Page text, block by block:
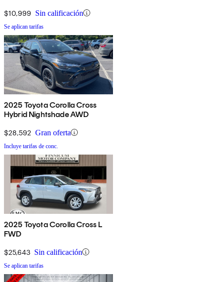
$10,999 Sin calificación
Se aplican tarifas
2025 Toyota Corolla Cross
Hybrid Nightshade AWD
$28,592 Gran oferta
Incluye tarifas de conc.
2025 Toyota Corolla Cross L
FWD
$25,643 Sin calificación
Se aplican tarifas